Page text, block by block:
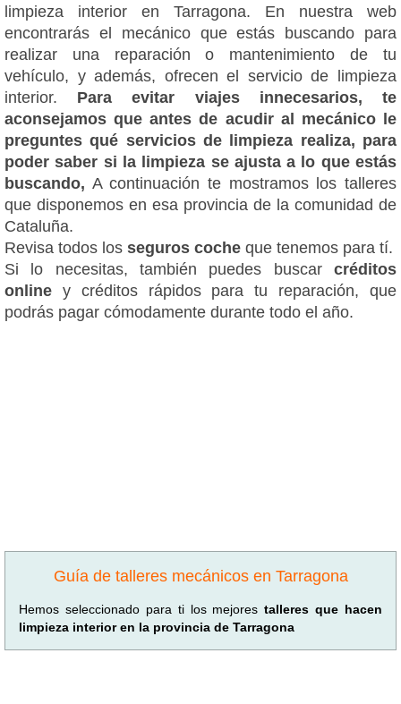
limpieza interior en Tarragona. En nuestra web
encontrarás el mecánico que estás buscando para
realizar una reparación o mantenimiento de tu
vehículo, y además, ofrecen el servicio de limpieza
interior. Para evitar viajes innecesarios, te
aconsejamos que antes de acudir al mecánico le
preguntes qué servicios de limpieza realiza, para
poder saber si la limpieza se ajusta a lo que estás
buscando, A continuación te mostramos los talleres
que disponemos en esa provincia de la comunidad de
Cataluña.
Revisa todos los seguros coche que tenemos para tí.
Si lo necesitas, también puedes buscar créditos
online y créditos rápidos para tu reparación, que
podrás pagar cómodamente durante todo el año.
Guía de talleres mecánicos en Tarragona
Hemos seleccionado para ti los mejorestalleres que hacen
limpieza interior en la provincia de Tarragona